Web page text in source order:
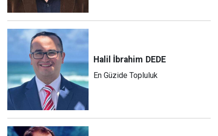
Halil İbrahim DEDE
En Güzide Topluluk